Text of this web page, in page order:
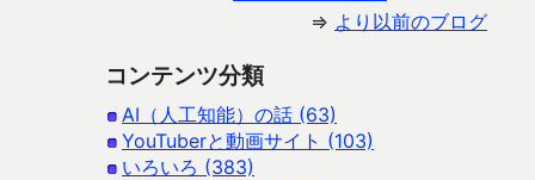
⇒ より以前のブログ
コンテンツ分類
AI（人工知能）の話 (63)
YouTuberと動画サイト (103)
いろいろ (383)